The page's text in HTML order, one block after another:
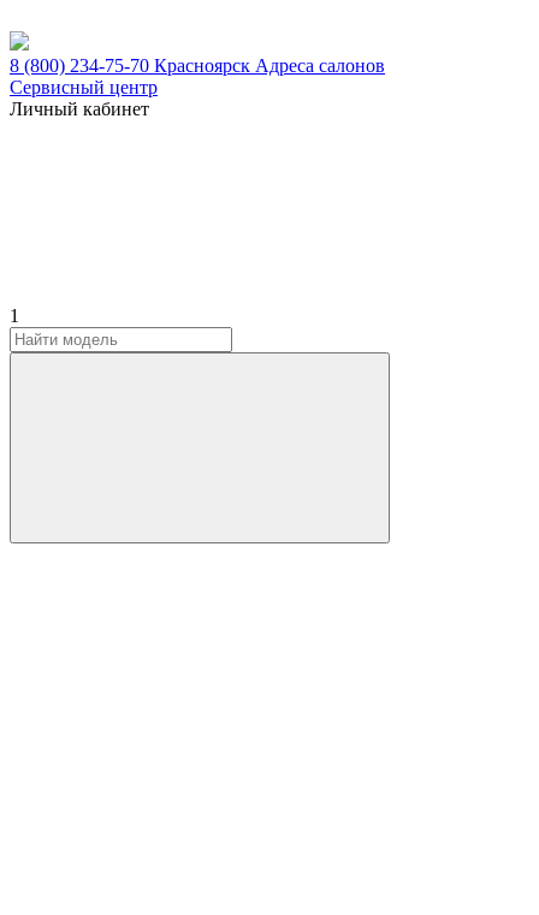
8 (800) 234-75-70 Красноярск Адреса салонов
Сервисный центр
Личный кабинет
1